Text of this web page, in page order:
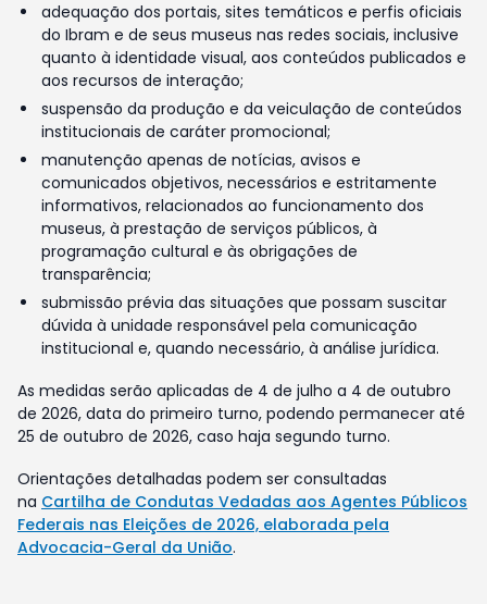
adequação dos portais, sites temáticos e perfis oficiais
do Ibram e de seus museus nas redes sociais, inclusive
quanto à identidade visual, aos conteúdos publicados e
aos recursos de interação;
suspensão da produção e da veiculação de conteúdos
institucionais de caráter promocional;
manutenção apenas de notícias, avisos e
comunicados objetivos, necessários e estritamente
informativos, relacionados ao funcionamento dos
museus, à prestação de serviços públicos, à
programação cultural e às obrigações de
transparência;
submissão prévia das situações que possam suscitar
dúvida à unidade responsável pela comunicação
institucional e, quando necessário, à análise jurídica.
As medidas serão aplicadas de 4 de julho a 4 de outubro
de 2026, data do primeiro turno, podendo permanecer até
25 de outubro de 2026, caso haja segundo turno.
Orientações detalhadas podem ser consultadas
na Cartilha de Condutas Vedadas aos Agentes Públicos
Federais nas Eleições de 2026, elaborada pela
Advocacia-Geral da União.